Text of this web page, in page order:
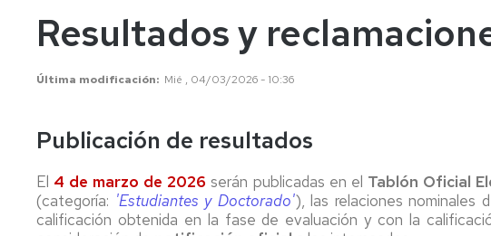
25
años
Mayores
Mayores
años
Admisión
Información
Matrícula
Permanencia
y
Transferencia
de
Información
académica
Movilidad
Nacional
Reconocimiento
y
Resultados y
Última modificación Mié , 04/03/2026 - 10:36
Publicación de resultados
El 4 de marzo de 2026 serán publicadas en el Tablón Oficial
(categoría: 'Estudiantes y Doctorado'), las relaciones nominales
calificación obtenida en la fase de evaluación y con la